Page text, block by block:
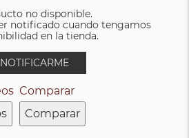
no disponible.
notificado cuando tengamos
en la tienda.
NOTIFICARME
Comparar
Comparar